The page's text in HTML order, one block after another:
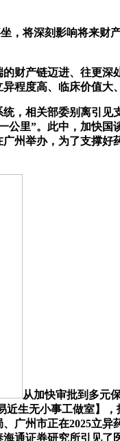
将深刻影响将来财
产链迈进、往更深
程度高、临床价值
相关部委别离引见
里”。此中，加快
州举办，为了支撑
从加快审批到多元
生无小事工做室】
广州市正在2025立
通证券研究所引见了